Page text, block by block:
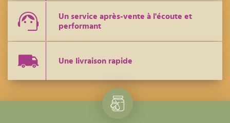
Un service après-vente à l'écoute et
performant
Une livraison rapide